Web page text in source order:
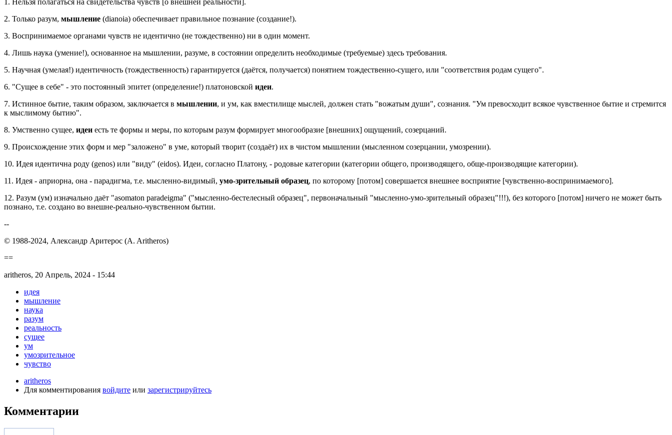
1. Нельзя полагаться на свидетельства чувств [о внешней реальности].
2. Только разум, мышление (dianoia) обеспечивает правильное познание (создание!).
3. Воспринимаемое органами чувств не идентично (не тождественно) ни в один момент.
4. Лишь наука (умение!), основанное на мышлении, разуме, в состоянии определить необходимые (требуемые) здесь требования.
5. Научная (умелая!) идентичность (тождественность) гарантируется (даётся, получается) понятием тождественно-сущего, или "соответствия родам сущего".
6. "Сущее в себе" - это постоянный эпитет (определение!) платоновской идеи.
7. Истинное бытие, таким образом, заключается в мышлении, и ум, как вместилище мыслей, должен стать "вожатым души", сознания. "Ум превосходит всякое чувственное бытие и стремится
к мыслимому бытию".
8. Умственно сущее, идеи есть те формы и меры, по которым разум формирует многообразие [внешних] ощущений, созерцаний.
9. Происхождение этих форм и мер "заложено" в уме, который творит (создаёт) их в чистом мышлении (мысленном созерцании, умозрении).
10. Идея идентична роду (genos) или "виду" (eidos). Идеи, согласно Платону, - родовые категории (категории общего, производящего, обще-производящие категории).
11. Идея - априорна, она - парадигма, т.е. мысленно-видимый, умо-зрительный образец, по которому [потом] совершается внешнее восприятие [чувственно-воспринимаемого].
12. Разум (ум) изначально даёт "asomaton paradeigma" ("мысленно-бестелесный образец", первоначальный "мысленно-умо-зрительный образец"!!!), без которого [потом] ничего не может быть
познано, т.е. создано во внешне-реально-чувственном бытии.
--
© 1988-2024, Александр Аритерос (A. Aritheros)
==
aritheros, 20 Апрель, 2024 - 15:44
идея
мышление
наука
разум
реальность
сущее
ум
умозрительное
чувство
aritheros
Для комментирования войдите или зарегистрируйтесь
Комментарии